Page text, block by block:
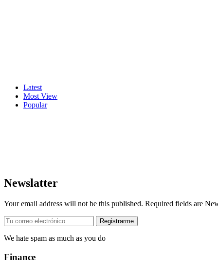
Latest
Most View
Popular
Newslatter
Your email address will not be this published. Required fields are
We hate spam as much as you do
Finance